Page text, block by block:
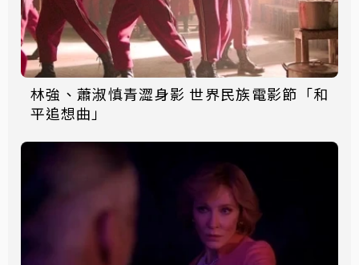
林強、蕭淑慎青澀身影 世界民族電影節「和
平追想曲」